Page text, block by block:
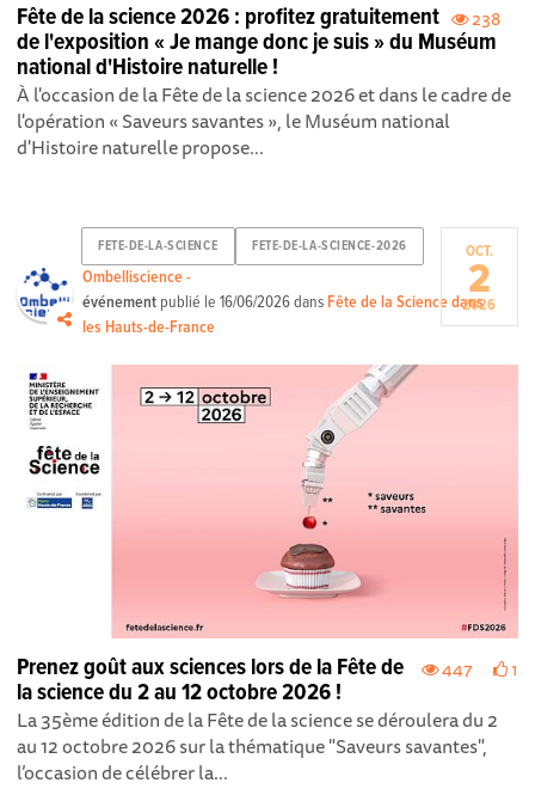
238
Fête de la science 2026 : profitez gratuitement
de l'exposition « Je mange donc je suis » du Muséum
national d'Histoire naturelle !
À l'occasion de la Fête de la science 2026 et dans le cadre de
l'opération « Saveurs savantes », le Muséum national
d'Histoire naturelle propose...
FETE-DE-LA-SCIENCE FETE-DE-LA-SCIENCE-2026
Ombelliscience -
événement publié le16/06/2026dans Fête de la Science dans
les Hauts-de-France
OCT.
2
2026
447 1
Prenez goût aux sciences lors de la Fête de
la science du 2 au 12 octobre 2026 !
La 35ème édition de la Fête de la science se déroulera du 2
au 12 octobre 2026 sur la thématique "Saveurs savantes",
l’occasion de célébrer la...